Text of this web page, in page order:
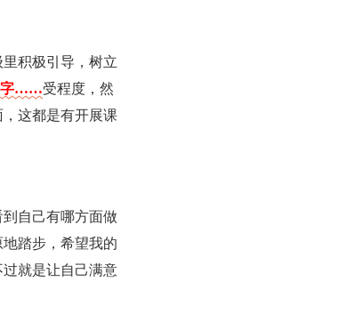
积极引导，树立
字……受程度，然
这都是有开展课
自己有哪方面做
踏步，希望我的
就是让自己满意